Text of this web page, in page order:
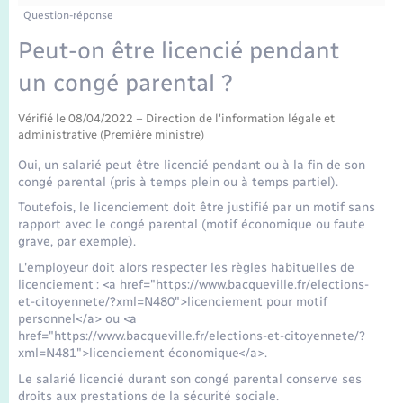
Etat-civil - Papiers - Citoyenneté
Mariage – PACS
Parrainage civil
Recensement
Loisirs
Nouvel habitant
Numérique
Organisation d’événement
Sécurité - Prévention
Transports scolaires
Travaux - Autorisation d’occupation de l’espace
Compétences
Plan interactif
Présentation de la commune
Publications
La Communauté de communes
Question-réponse
Peut-on être licencié pendant
un congé parental ?
Vérifié le 08/04/2022 – Direction de l'information légale et
administrative (Première ministre)
Oui, un salarié peut être licencié pendant ou à la fin de son
congé parental (pris à temps plein ou à temps partiel).
Toutefois, le licenciement doit être justifié par un motif sans
rapport avec le congé parental (motif économique ou faute
grave, par exemple).
L'employeur doit alors respecter les règles habituelles de
licenciement : <a href="https://www.bacqueville.fr/elections-
et-citoyennete/?xml=N480">licenciement pour motif
personnel</a> ou <a
href="https://www.bacqueville.fr/elections-et-citoyennete/?
xml=N481">licenciement économique</a>.
Le salarié licencié durant son congé parental conserve ses
droits aux prestations de la sécurité sociale.